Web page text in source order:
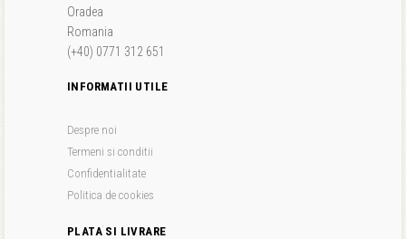
Oradea
Romania
(+40) 0771 312 651
INFORMATII UTILE
Despre noi
Termeni si conditii
Confidentialitate
Politica de cookies
PLATA SI LIVRARE